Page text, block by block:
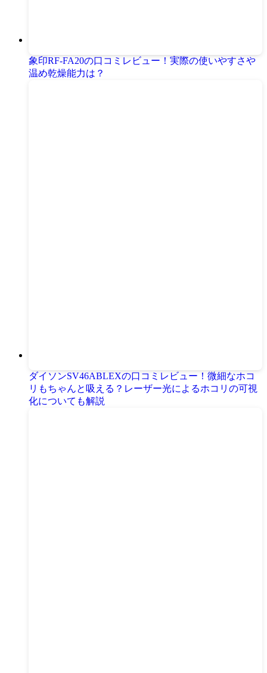
象印RF-FA20の口コミレビュー！実際の使いやすさや
温め乾燥能力は？
ダイソンSV46ABLEXの口コミレビュー！微細なホコ
リもちゃんと吸える？レーザー光によるホコリの可視
化についても解説